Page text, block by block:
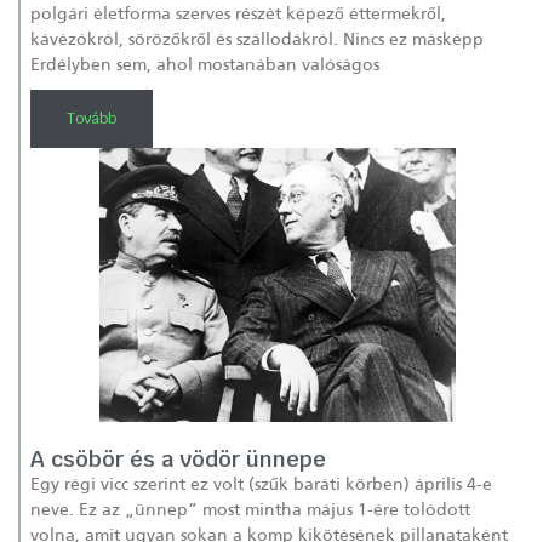
polgári életforma szerves részét képező éttermekről,
kávézókról, sörözőkről és szállodákról. Nincs ez másképp
Erdélyben sem, ahol mostanában valóságos
Tovább
A csöbör és a vödör ünnepe
Egy régi vicc szerint ez volt (szűk baráti körben) április 4-e
neve. Ez az „ünnep” most mintha május 1-ére tolódott
volna, amit ugyan sokan a komp kikötésének pillanataként